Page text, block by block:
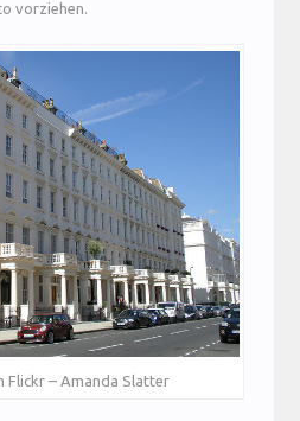
vorziehen.
Flickr – Amanda Slatter